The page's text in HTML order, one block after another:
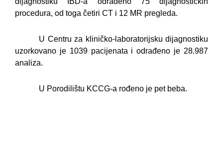
procedura, od toga četiri CT i 12 MR pregleda.
U Centru za kliničko-laboratorijsku dijagnostiku
uzorkovano je 1039 pacijenata i odrađeno je 28.987
analiza.
U Porodilištu KCCG-a rođeno je pet beba.